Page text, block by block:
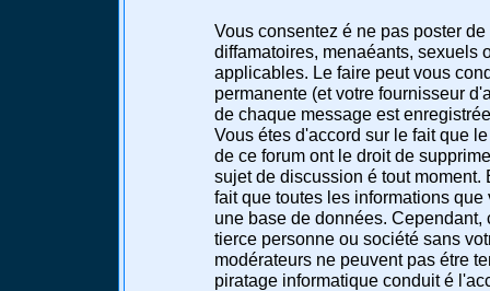
Vous consentez é ne pas poster
diffamatoires, menaéants, sexuels
applicables. Le faire peut vous
permanente (et votre fournisseur
de chaque message est
Vous étes d'accord sur le fait que
de ce forum ont le droit de
sujet de discussion é tout
fait que toutes les informations
une base de données.
tierce personne ou société sans
modérateurs ne peuvent pas étre
piratage informatique conduit é